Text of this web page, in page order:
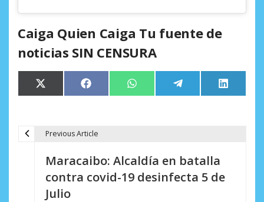
Caiga Quien Caiga Tu fuente de
noticias SIN CENSURA
Compartir
en
X
(Twitter)
Compartir
en
Facebook Compartir
en
WhatsApp Compartir
en
Telegram
en
LinkedIn
Previous Article
Maracaibo: Alcaldía en batalla
contra covid-19 desinfecta 5 de
Julio